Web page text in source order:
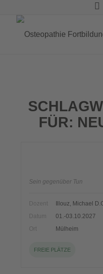
FÜR:
Sein gegenüber Tun
Dozent
Illouz, Michael
Datum
01.-03.10.2027
Ort
Mülheim
FREIE PLÄTZE